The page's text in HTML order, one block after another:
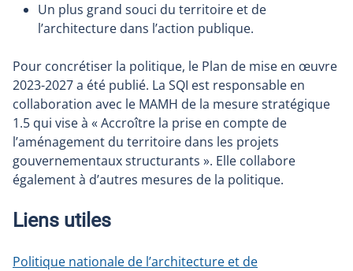
Un plus grand souci du territoire et de
l’architecture dans l’action publique.
Pour concrétiser la politique, le Plan de mise en œuvre
2023-2027 a été publié. La SQI est responsable en
collaboration avec le MAMH de la mesure stratégique
1.5 qui vise à « Accroître la prise en compte de
l’aménagement du territoire dans les projets
gouvernementaux structurants ». Elle collabore
également à d’autres mesures de la politique.
Liens utiles
Politique nationale de l’architecture et de